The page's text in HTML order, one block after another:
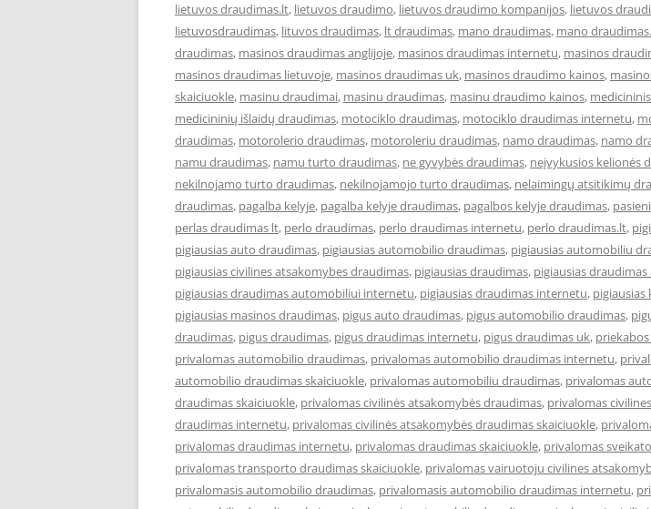
lietuvos draudimas.lt, lietuvos draudimo, lietuvos draudimo kompanijos, lietuvos
lietuvosdraudimas, lituvos draudimas, lt draudimas, mano draudimas, mano
draudimas, masinos draudimas anglijoje, masinos draudimas internetu, masinos
masinos draudimas lietuvoje, masinos draudimas uk, masinos draudimo kainos,
skaiciuokle, masinu draudimai, masinu draudimas, masinu draudimo kainos,
medicininių išlaidų draudimas, motociklo draudimas, motociklo draudimas internetu,
draudimas, motorolerio draudimas, motoroleriu draudimas, namo draudimas, namo
namu draudimas, namu turto draudimas, ne gyvybės draudimas, neįvykusios kelionės
nekilnojamo turto draudimas, nekilnojamojo turto draudimas, nelaimingų atsitikimų
draudimas, pagalba kelyje, pagalba kelyje draudimas, pagalbos kelyje draudimas,
perlas draudimas lt, perlo draudimas, perlo draudimas internetu, perlo draudimas.lt,
pigiausias auto draudimas, pigiausias automobilio draudimas, pigiausias automobiliu
pigiausias civilines atsakomybes draudimas, pigiausias draudimas, pigiausias
pigiausias draudimas automobiliui internetu, pigiausias draudimas internetu, pigiausias
pigiausias masinos draudimas, pigus auto draudimas, pigus automobilio draudimas,
draudimas, pigus draudimas, pigus draudimas internetu, pigus draudimas uk,
privalomas automobilio draudimas, privalomas automobilio draudimas internetu,
automobilio draudimas skaiciuokle, privalomas automobiliu draudimas, privalomas
draudimas skaiciuokle, privalomas civilinės atsakomybės draudimas, privalomas
draudimas internetu, privalomas civilinės atsakomybės draudimas skaiciuokle,
privalomas draudimas internetu, privalomas draudimas skaiciuokle, privalomas
privalomas transporto draudimas skaiciuokle, privalomas vairuotoju civilines
privalomasis automobilio draudimas, privalomasis automobilio draudimas internetu,